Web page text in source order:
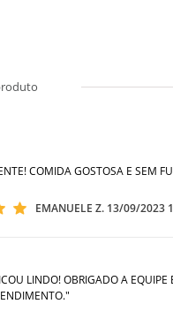
COMIDA GOSTOSA E SEM
EMANUELE Z. 13/09/2023
LINDO! OBRIGADO A EQUIPE